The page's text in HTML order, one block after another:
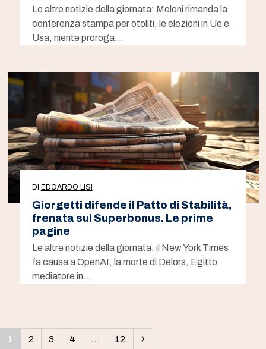
Le altre notizie della giornata: Meloni rimanda la
conferenza stampa per otoliti, le elezioni in Ue e
Usa, niente proroga…
DI EDOARDO LISI
Giorgetti difende il Patto di Stabilità,
frenata sul Superbonus. Le prime
pagine
Le altre notizie della giornata: il New York Times
fa causa a OpenAI, la morte di Delors, Egitto
mediatore in…
Pagina
1 Pagina
2 Pagina
3 Pagina
4 … Pagina
12 Successivo